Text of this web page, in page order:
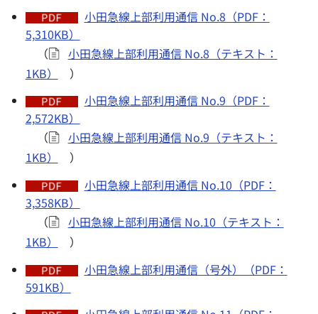
小田急線上部利用通信 No.8（PDF：
5,310KB）
（
小田急線上部利用通信 No.8（テキスト：
1KB）
）
小田急線上部利用通信 No.9（PDF：
2,572KB）
（
小田急線上部利用通信 No.9（テキスト：
1KB）
）
小田急線上部利用通信 No.10（PDF：
3,358KB）
（
小田急線上部利用通信 No.10（テキスト：
1KB）
）
小田急線上部利用通信（号外）（PDF：
591KB）